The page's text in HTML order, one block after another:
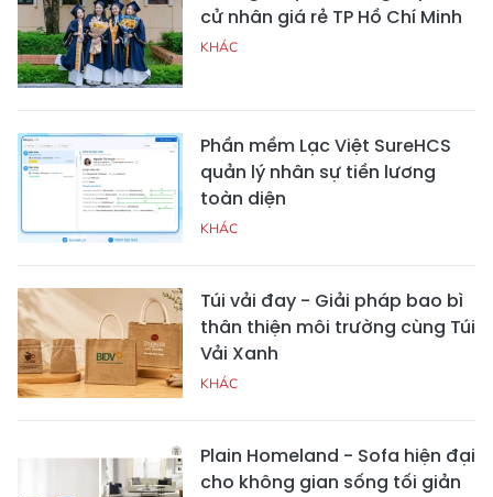
cử nhân giá rẻ TP Hồ Chí Minh
KHÁC
Phần mềm Lạc Việt SureHCS
quản lý nhân sự tiền lương
toàn diện
KHÁC
Túi vải đay - Giải pháp bao bì
thân thiện môi trường cùng Túi
Vải Xanh
KHÁC
Plain Homeland - Sofa hiện đại
cho không gian sống tối giản